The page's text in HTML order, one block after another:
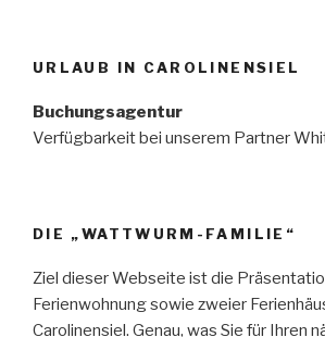
URLAUB IN CAROLINENSIEL
Buchungsagentur
Verfügbarkeit bei unserem Partner
DIE „WATTWURM-FAMILIE“
Ziel dieser Webseite ist die
Ferienwohnung sowie zweier
Carolinensiel. Genau, was Sie für Ihren